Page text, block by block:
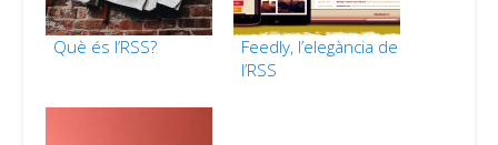
Què és l’RSS?
Feedly, l’elegància de
l’RSS